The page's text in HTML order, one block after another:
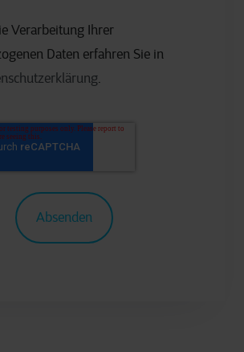
Verarbeitung Ihrer
Daten erfahren Sie in